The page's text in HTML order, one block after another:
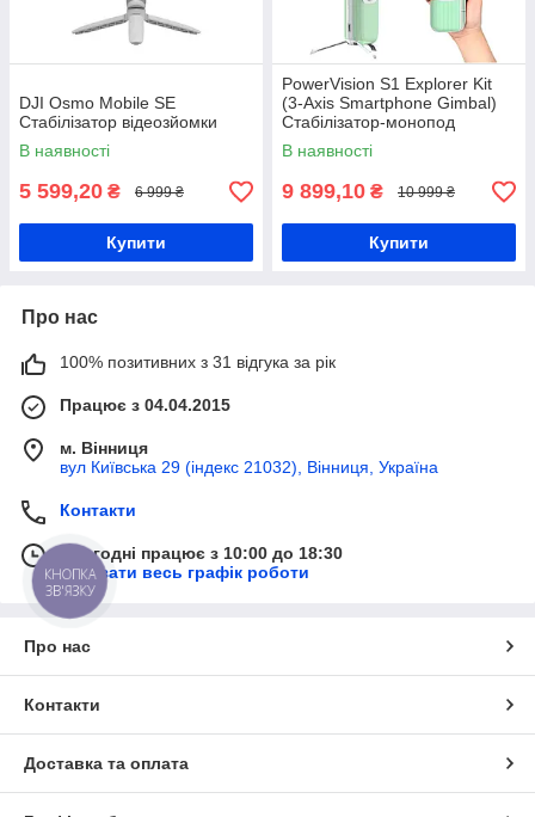
DJI Osmo Mobile SE
Стабілізатор відеозйомки
В наявності
5 599,20 ₴ 6 999 ₴
Купити
PowerVision S1 Explorer Kit
(3-Axis Smartphone Gimbal)
Стабілізатор-монопод
В наявності
9 899,10 ₴ 10 999 ₴
Купити
Про нас
100% позитивних з 31 відгука за рік
Працює з 04.04.2015
м. Вінниця
вул Київська 29 (індекс 21032), Вінниця, Україна
Контакти
Сьогодні працює з 10:00 до 18:30
Показати весь графік роботи
Про нас
Контакти
Доставка та оплата
КНОПКА
ЗВ'ЯЗКУ